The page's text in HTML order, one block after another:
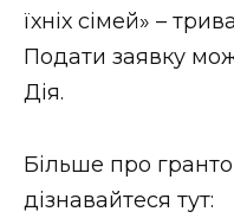
їхніх сімей» –
Подати заявку
Дія.
Більше про
дізнавайтеся тут: